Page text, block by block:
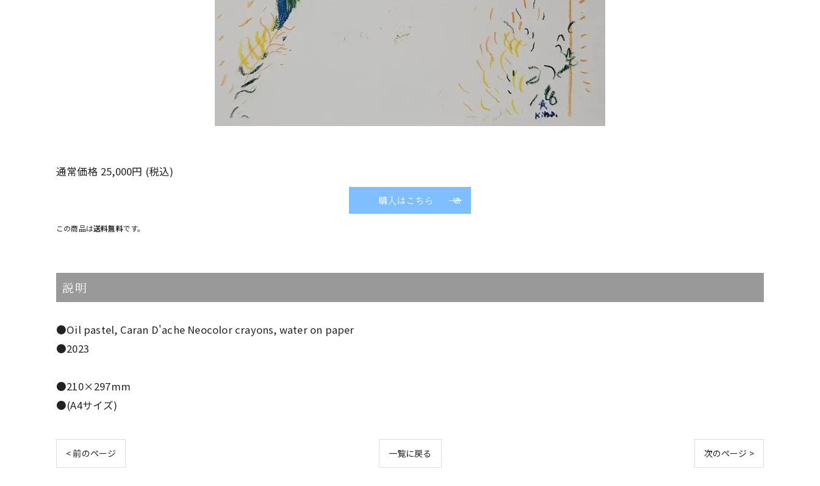
通常価格 25,000円 (税込)
購入はこちら
この商品は送料無料です。
説明
●Oil pastel, Caran D'ache Neocolor crayons, water on paper
●2023
●210×297mm
●(A4サイズ)
< 前のページ 一覧に戻る 次のページ >